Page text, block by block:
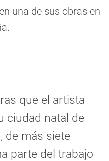
una de sus obras en
que el artista
ciudad natal de
de más siete
parte del trabajo